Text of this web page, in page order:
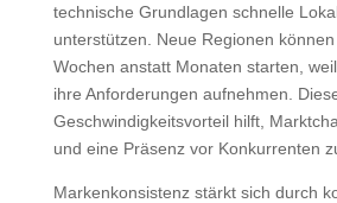
technische Grundlagen schnelle
unterstützen. Neue Regionen
Wochen anstatt Monaten starten,
ihre Anforderungen aufnehmen.
Geschwindigkeitsvorteil hilft,
und eine Präsenz vor Konkurrenten
Markenkonsistenz stärkt sich durch